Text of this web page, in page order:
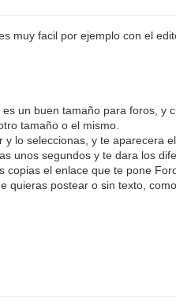
muy facil por ejemplo con el
un buen tamaño para foros, y
tamaño o el mismo.
lo seleccionas, y te aparecera
unos segundos y te dara los
copias el enlace que te pone
quieras postear o sin texto,